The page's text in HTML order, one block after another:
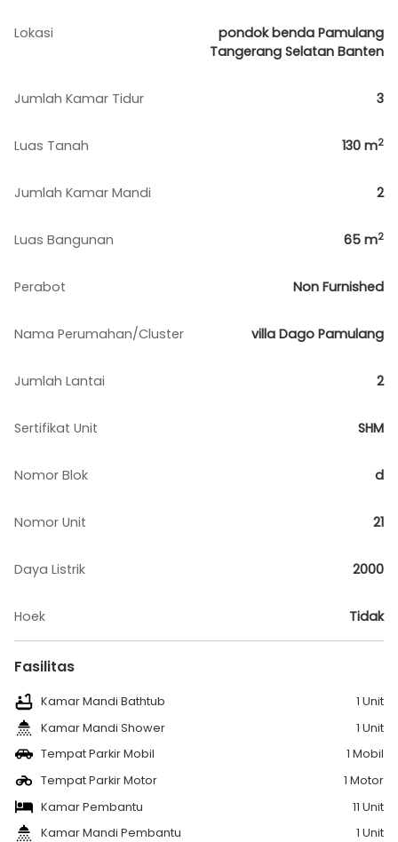
Lokasi
pondok benda Pamulang
Tangerang Selatan Banten
Jumlah Kamar Tidur 3
Luas Tanah 130 m2
Jumlah Kamar Mandi 2
Luas Bangunan 65 m2
Perabot Non Furnished
Nama Perumahan/Cluster villa Dago Pamulang
Jumlah Lantai 2
Sertifikat Unit SHM
Nomor Blok d
Nomor Unit 21
Daya Listrik 2000
Hoek Tidak
Fasilitas
Kamar Mandi Bathtub
1 Unit
Kamar Mandi Shower
1 Unit
Tempat Parkir Mobil
1 Mobil
Tempat Parkir Motor
1 Motor
Kamar Pembantu
11 Unit
Kamar Mandi Pembantu
1 Unit